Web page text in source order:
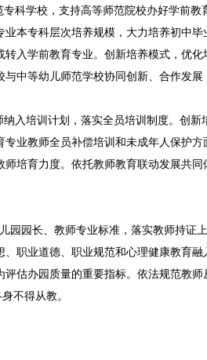
学校，支持高等师范院校办好学前教
本专科层次培养规模，大力培养初中
入学前教育专业。创新培养模式，优
中等幼儿师范学校协同创新、合作发展
培训计划，落实全员培训制度。创新
业教师全员补偿培训和未成年人保护
培育力度。依托教师教育联动发展共同
园长、教师专业标准，落实教师持证
职业道德、职业规范和心理健康教育融
估办园质量的重要指标。依法规范教
不得从教。